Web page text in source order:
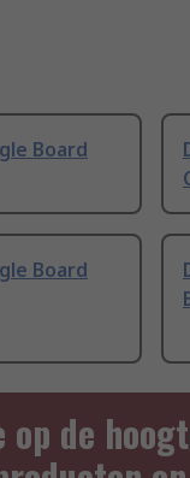
Board
Board
op de